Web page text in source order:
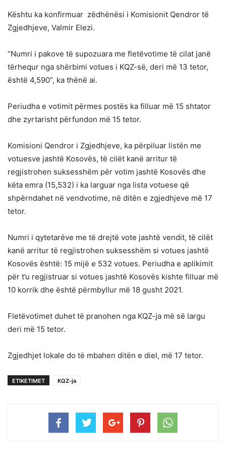
Kështu ka konfirmuar zëdhënësi i Komisionit Qendror të
Zgjedhjeve, Valmir Elezi.
“Numri i pakove të supozuara me fletëvotime të cilat janë
tërhequr nga shërbimi votues i KQZ-së, deri më 13 tetor,
është 4,590”, ka thënë ai.
Periudha e votimit përmes postës ka filluar më 15 shtator
dhe zyrtarisht përfundon më 15 tetor.
Komisioni Qendror i Zgjedhjeve, ka përpiluar listën me
votuesve jashtë Kosovës, të cilët kanë arritur të
regjistrohen suksesshëm për votim jashtë Kosovës dhe
këta emra (15,532) i ka larguar nga lista votuese që
shpërndahet në vendvotime, në ditën e zgjedhjeve më 17
tetor.
Numri i qytetarëve me të drejtë vote jashtë vendit, të cilët
kanë arritur të regjistrohen suksesshëm si votues jashtë
Kosovës është: 15 mijë e 532 votues. Periudha e aplikimit
për t’u regjistruar si votues jashtë Kosovës kishte filluar më
10 korrik dhe është përmbyllur më 18 gusht 2021.
Fletëvotimet duhet të pranohen nga KQZ-ja më së largu
deri më 15 tetor.
Zgjedhjet lokale do të mbahen ditën e diel, më 17 tetor.
ETIKETIMET KQZ-ja